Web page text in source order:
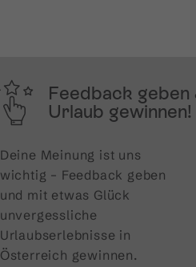
Feedback geben
Urlaub gewinnen!
Deine Meinung ist uns
wichtig – Feedback geben
und mit etwas Glück
unvergessliche
Urlaubserlebnisse in
Österreich gewinnen.